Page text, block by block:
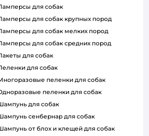
памперсы для собак
памперсы для собак крупных пород
памперсы для собак мелких пород
памперсы для собак средних пород
пакеты для собак
пеленки для собак
многоразовые пеленки для собак
одноразовые пеленки для собак
шампунь для собак
шампунь сенбернар для собак
шампунь от блох и клещей для собак